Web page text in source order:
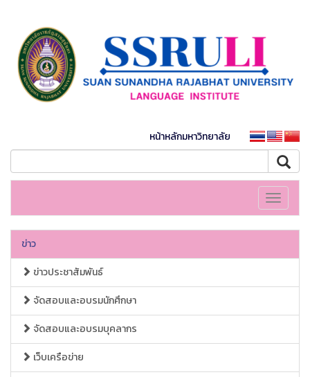
หน้าหลักมหาวิทยาลัย
Toggle
ข่าว
ข่าวประชาสัมพันธ์
จัดสอบและอบรมนักศึกษา
จัดสอบและอบรมบุคลากร
เว็บเครือข่าย